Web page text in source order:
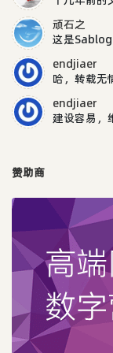
顽石之
这是
endjiaer
哈，转载无
endjiaer
建设容易，
赞助商